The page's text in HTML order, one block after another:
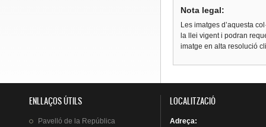
Nota legal:
Les imatges d’aquesta
la llei vigent i podran
imatge en alta resolució
ENLLAÇOS ÚTILS
Pavelló de la República
LOCALITZACIÓ
Adreça: